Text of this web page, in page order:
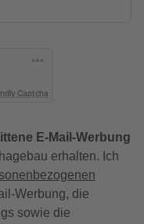
Captcha
E-Mail-Werbung
erhalten. Ich
Werbung, die
sowie die